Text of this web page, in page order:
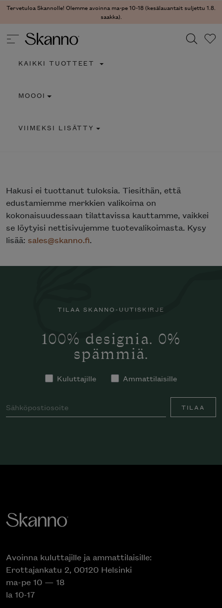
Tervetuloa Skannolle! Olemme avoinna ma-pe 10-18 (kesälauantait suljettu 1.8.
saakka).
Type 2 or more characters for results.
KAIKKI TUOTTEET
MOOOI
VIIMEKSI LISÄTTY
Hakusi ei tuottanut tuloksia. Tiesithän, että
edustamiemme merkkien valikoima on
kokonaisuudessaan tilattavissa kauttamme, vaikkei
se löytyisi nettisivujemme tuotevalikoimasta. Kysy
lisää: sales@skanno.fi.
TILAA SKANNO-UUTISKIRJE
100% designia. 0%
spämmiä.
Kuluttajille Ammattilaisille
TILAA
Avoinna kuluttajille ja ammattilaisille:
Erottajankatu 2, 00120 Helsinki
ma-pe 10 — 18
la 10-17